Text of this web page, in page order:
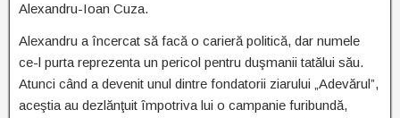
Alexandru-Ioan Cuza.
Alexandru a încercat să facă o carieră politică, dar numele
ce-l purta reprezenta un pericol pentru duşmanii tatălui său.
Atunci când a devenit unul dintre fondatorii ziarului „Adevărul”,
aceştia au dezlănţuit împotriva lui o campanie furibundă,